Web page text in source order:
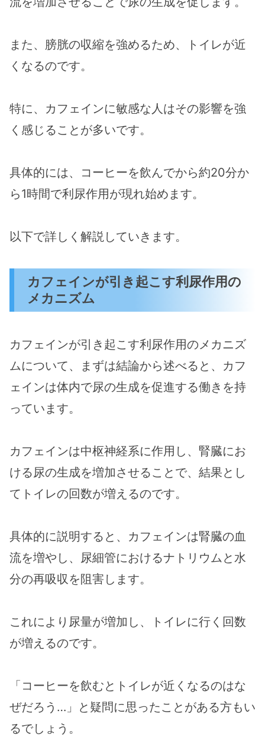
また、膀胱の収縮を強めるため、トイレが近
くなるのです。
特に、カフェインに敏感な人はその影響を強
く感じることが多いです。
具体的には、コーヒーを飲んでから約20分か
ら1時間で利尿作用が現れ始めます。
以下で詳しく解説していきます。
カフェインが引き起こす利尿作用の
メカニズム
カフェインが引き起こす利尿作用のメカニズ
ムについて、まずは結論から述べると、カフ
ェインは体内で尿の生成を促進する働きを持
っています。
カフェインは中枢神経系に作用し、腎臓にお
ける尿の生成を増加させることで、結果とし
てトイレの回数が増えるのです。
具体的に説明すると、カフェインは腎臓の血
流を増やし、尿細管におけるナトリウムと水
分の再吸収を阻害します。
これにより尿量が増加し、トイレに行く回数
が増えるのです。
「コーヒーを飲むとトイレが近くなるのはな
ぜだろう…」と疑問に思ったことがある方もい
るでしょう。